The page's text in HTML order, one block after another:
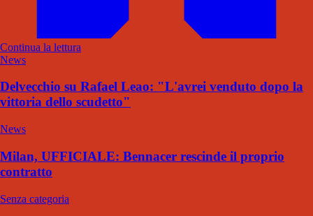
Continua la lettura
News
Delvecchio su Rafael Leao: "L'avrei venduto dopo la
vittoria dello scudetto"
News
Milan, UFFICIALE: Bennacer rescinde il proprio
contratto
Senza categoria